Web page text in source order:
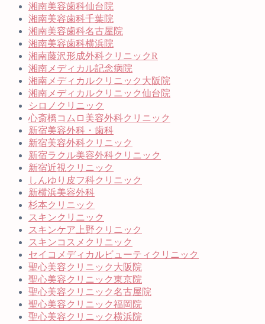
湘南美容歯科仙台院
湘南美容歯科千葉院
湘南美容歯科名古屋院
湘南美容歯科横浜院
湘南藤沢形成外科クリニックR
湘南メディカル記念病院
湘南メディカルクリニック大阪院
湘南メディカルクリニック仙台院
シロノクリニック
心斎橋コムロ美容外科クリニック
新宿美容外科・歯科
新宿美容外科クリニック
新宿ラクル美容外科クリニック
新宿近視クリニック
しんゆり皮フ科クリニック
新横浜美容外科
杉本クリニック
スキンクリニック
スキンケア上野クリニック
スキンコスメクリニック
セイコメディカルビューティクリニック
聖心美容クリニック大阪院
聖心美容クリニック東京院
聖心美容クリニック名古屋院
聖心美容クリニック福岡院
聖心美容クリニック横浜院